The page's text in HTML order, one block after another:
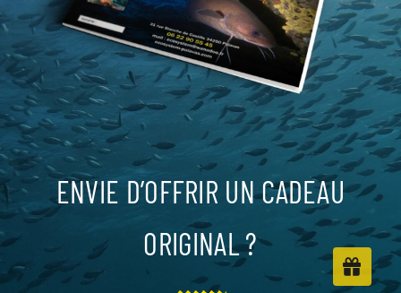
ENVIE D’OFFRIR UN CADEAU
ORIGINAL ?